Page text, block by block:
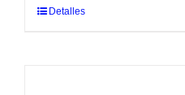
Detalles